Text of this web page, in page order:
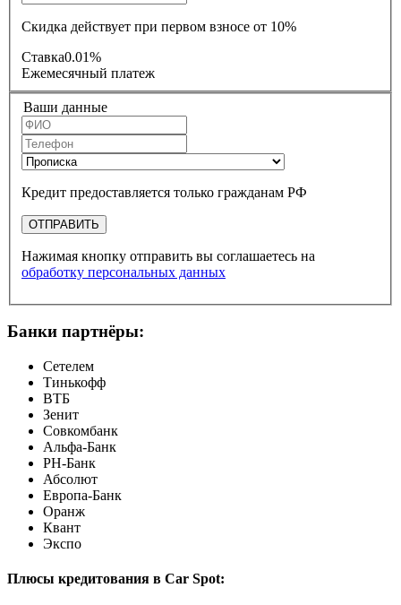
Скидка действует при первом взносе от 10%
Ставка0.01%
Ежемесячный платеж
Ваши данные
Кредит предоставляется только гражданам РФ
ОТПРАВИТЬ
Нажимая кнопку отправить вы соглашаетесь на
обработку персональных данных
Банки партнёры:
Сетелем
Тинькофф
ВТБ
Зенит
Совкомбанк
Альфа-Банк
РН-Банк
Абсолют
Европа-Банк
Оранж
Квант
Экспо
Плюсы кредитования в Car Spot: